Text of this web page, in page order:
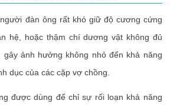
đàn ông rất khó giữ độ cương cứng
hệ, hoặc thậm chí dương vật không đủ
ảnh hưởng không nhỏ đến khả năng
dục của các cặp vợ chồng.
được dùng để chỉ sự rối loạn khả năng